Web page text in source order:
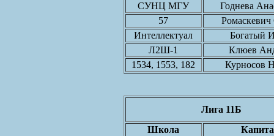
СУНЦ МГУ
Годнева
57
Ромаскевич
Интеллектуал
Богатый
Л2Ш-1
Клюев
1534, 1553, 182
Курносов
Лига 11Б
Школа